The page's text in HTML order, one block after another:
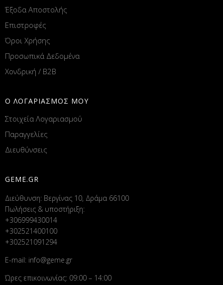
Έξοδα Αποστολής
Επιστροφές
Όροι Χρήσης
Προσωπικά Δεδομένα
Χονδρική / B2B
Ο ΛΟΓΑΡΙΑΣΜΟΣ ΜΟΥ
Στοιχεία Λογαριασμού
Παραγγελίες
Διευθύνσεις
GEME.GR
Διεύθυνση: Βεργίνας 10, Δράμα 66100
Πωλήσεις & υποστήριξη:
+306999430014
+302521400100
+302521091294
E-mail: info@geme.gr
Ώρες επικοινωνίας: 09:00 – 14:00